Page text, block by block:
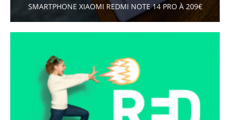
SMARTPHONE XIAOMI REDMI NOTE 14 PRO À 209€